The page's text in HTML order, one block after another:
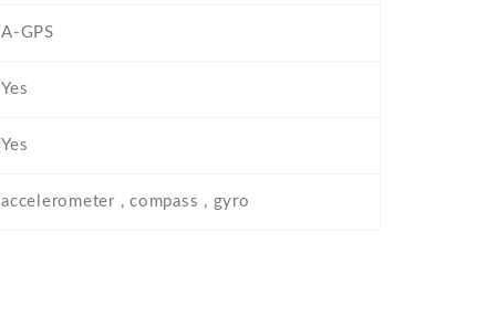
A-GPS
Yes
Yes
accelerometer , compass , gyro